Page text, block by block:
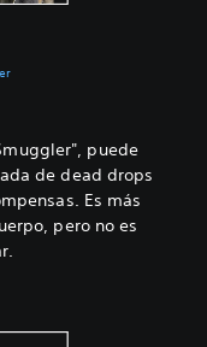
puede
de dead drops
Es más
pero no es